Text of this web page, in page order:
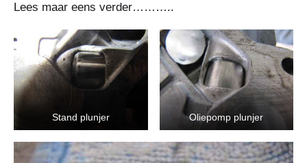
Lees maar eens verder………..
Stand plunjer Oliepomp plunjer